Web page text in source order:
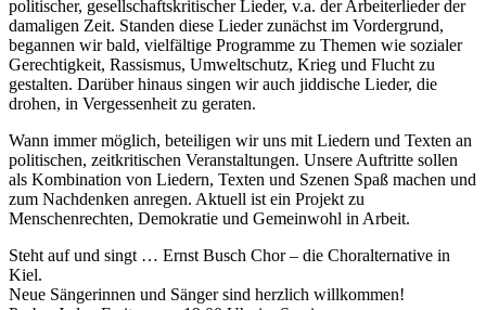
politischer, gesellschaftskritischer Lieder, v.a. der Arbeiterlieder der
damaligen Zeit. Standen diese Lieder zunächst im Vordergrund,
begannen wir bald, vielfältige Programme zu Themen wie sozialer
Gerechtigkeit, Rassismus, Umweltschutz, Krieg und Flucht zu
gestalten. Darüber hinaus singen wir auch jiddische Lieder, die
drohen, in Vergessenheit zu geraten.
Wann immer möglich, beteiligen wir uns mit Liedern und Texten an
politischen, zeitkritischen Veranstaltungen. Unsere Auftritte sollen
als Kombination von Liedern, Texten und Szenen Spaß machen und
zum Nachdenken anregen. Aktuell ist ein Projekt zu
Menschenrechten, Demokratie und Gemeinwohl in Arbeit.
Steht auf und singt … Ernst Busch Chor – die Choralternative in
Kiel.
Neue Sängerinnen und Sänger sind herzlich willkommen!